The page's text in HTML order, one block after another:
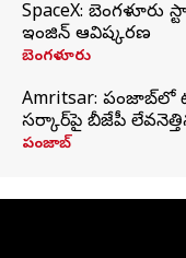
SpaceX: బెంగళూరు
ఇంజిన్‌ ఆవిష్కరణ
బెంగళూరు
Amritsar:
సర్కార్‌పై బీజేపీ
పంజాబ్